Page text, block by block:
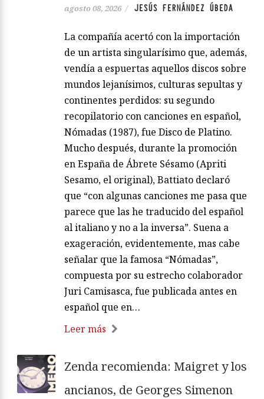
agosto 08, 2026 / JESÚS FERNÁNDEZ ÚBEDA
La compañía acertó con la importación
de un artista singularísimo que, además,
vendía a espuertas aquellos discos sobre
mundos lejanísimos, culturas sepultas y
continentes perdidos: su segundo
recopilatorio con canciones en español,
Nómadas (1987), fue Disco de Platino.
Mucho después, durante la promoción
en España de Ábrete Sésamo (Apriti
Sesamo, el original), Battiato declaró
que “con algunas canciones me pasa que
parece que las he traducido del español
al italiano y no a la inversa”. Suena a
exageración, evidentemente, mas cabe
señalar que la famosa “Nómadas”,
compuesta por su estrecho colaborador
Juri Camisasca, fue publicada antes en
español que en…
Leer más
Zenda recomienda: Maigret y los
ancianos, de Georges Simenon